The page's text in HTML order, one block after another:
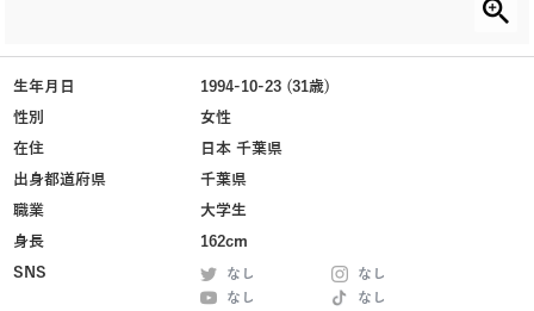
生年月日
1994-10-23 (31歳)
性別
女性
在住
日本 千葉県
出身都道府県
千葉県
職業
大学生
身長
162cm
SNS
なし
なし
なし
なし